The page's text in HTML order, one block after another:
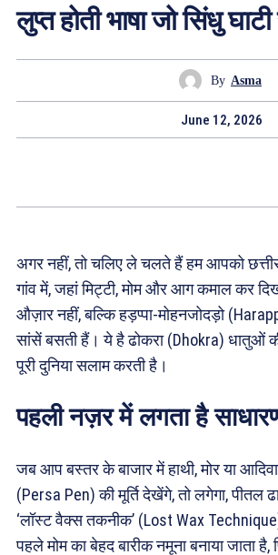
लुप्त होती भाषा जो सिंधु
By Asma
June 12, 2026
अगर नहीं, तो चलिए ले चलते हैं हम आपको
गांव में, जहां मिट्टी, मोम और आग कमाल कर
औज़ार नहीं, बल्कि हड़प्पा-मोहनजोदड़ो
सांसें बसती हैं। ये है ढोकरा (Dhokra) धातुओं की
पूरी दुनिया सलाम करती है।
पहली नज़र में लगता है
जब आप बस्तर के बाजार में हाथी, मोर या
(Persa Pen) की मूर्ति देखेंगे, तो लगेगा, पीतल
‘लॉस्ट वैक्स तकनीक’ (Lost Wax
पहले मोम का बेहद बारीक नमूना बनाया जाता